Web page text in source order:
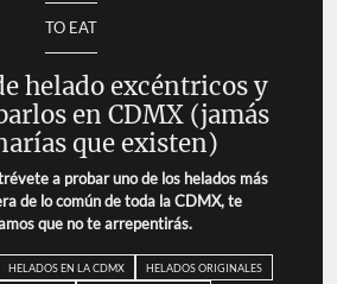
TO EAT
helado excéntricos y
en CDMX (jamás
que existen)
a probar uno de los helados más
de lo común de toda la CDMX, te
que no te arrepentirás.
HELADOS EN LA CDMX
HELADOS ORIGINALES